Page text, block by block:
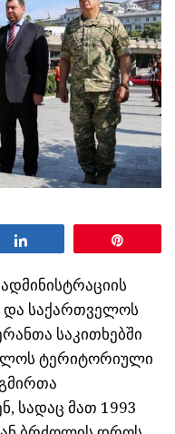
და საქართველოს
საკითხებში
ტერიტორიული
სადაც მათ 1993